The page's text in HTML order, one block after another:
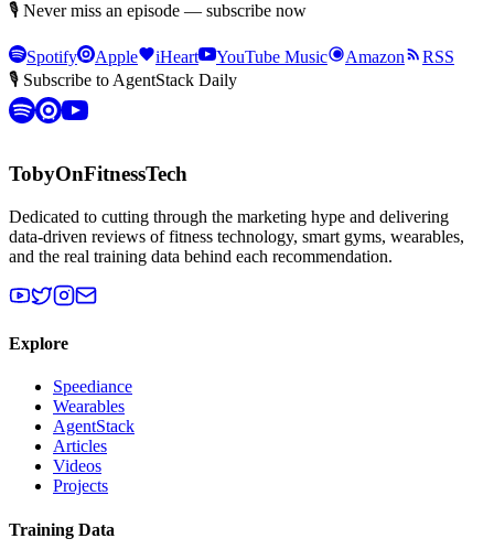
🎙 Never miss an episode — subscribe now
Spotify Apple iHeart YouTube Music Amazon
RSS
🎙 Subscribe to AgentStack Daily
TobyOnFitnessTech
Dedicated to cutting through the marketing hype and delivering
data-driven reviews of fitness technology, smart gyms, wearables,
and the real training data behind each recommendation.
Explore
Speediance
Wearables
AgentStack
Articles
Videos
Projects
Training Data